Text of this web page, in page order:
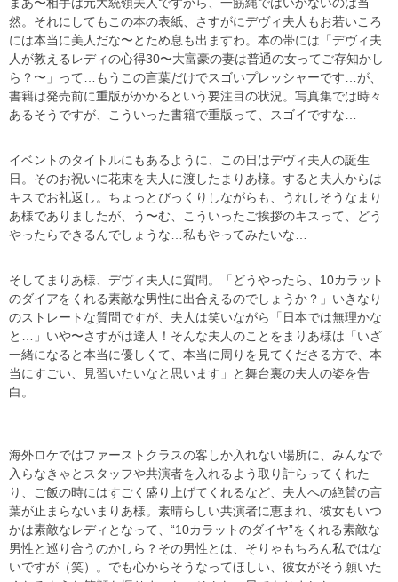
然。それにしてもこの本の表紙、さすがにデヴィ夫人もお若いころ
には本当に美人だな〜とため息も出ますわ。本の帯には「デヴィ夫
人が教えるレディの心得30〜大富豪の妻は普通の女ってご存知かし
ら？〜」って…もうこの言葉だけでスゴいプレッシャーです…が、
書籍は発売前に重版がかかるという要注目の状況。写真集では時々
あるそうですが、こういった書籍で重版って、スゴイですな…
イベントのタイトルにもあるように、この日はデヴィ夫人の誕生
日。そのお祝いに花束を夫人に渡したまりあ様。すると夫人からは
キスでお礼返し。ちょっとびっくりしながらも、うれしそうなまり
あ様でありましたが、う〜む、こういったご挨拶のキスって、どう
やったらできるんでしょうな…私もやってみたいな…
そしてまりあ様、デヴィ夫人に質問。「どうやったら、10カラット
のダイアをくれる素敵な男性に出合えるのでしょうか？」いきなり
のストレートな質問ですが、夫人は笑いながら「日本では無理かな
と…」いや〜さすがは達人！そんな夫人のことをまりあ様は「いざ
一緒になると本当に優しくて、本当に周りを見てくださる方で、本
当にすごい、見習いたいなと思います」と舞台裏の夫人の姿を告
白。
海外ロケではファーストクラスの客しか入れない場所に、みんなで
入らなきゃとスタッフや共演者を入れるよう取り計らってくれた
り、ご飯の時にはすごく盛り上げてくれるなど、夫人への絶賛の言
葉が止まらないまりあ様。素晴らしい共演者に恵まれ、彼女もいつ
かは素敵なレディとなって、“10カラットのダイヤ”をくれる素敵な
男性と巡り合うのかしら？その男性とは、そりゃもちろん私ではな
いですが（笑）。でも心からそうなってほしい、彼女がそう願いた